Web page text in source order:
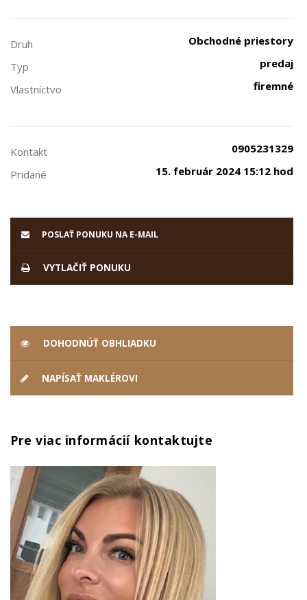
Druh
Obchodné priestory
Typ
predaj
Vlastníctvo
firemné
Kontakt
0905231329
Pridané
15. február 2024 15:12 hod
POSLAŤ PONUKU NA E-MAIL
VYTLAČIŤ PONUKU
DOHODNÚŤ OBHLIADKU
NAPÍSAŤ MAKLÉROVI
Pre viac informácií kontaktujte